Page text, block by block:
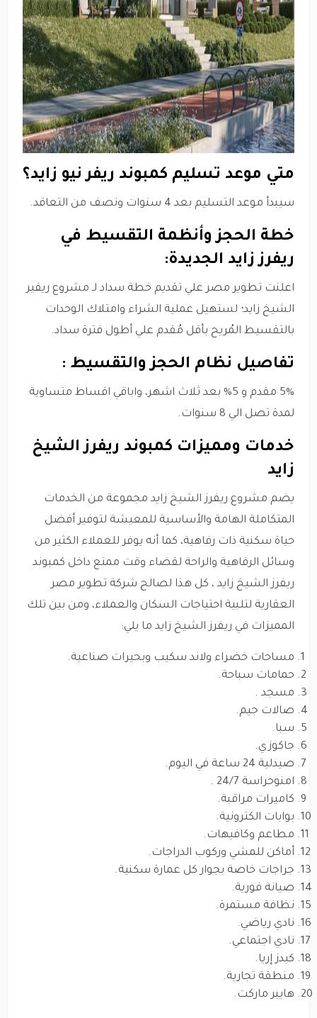
متي موعد تسليم كمبوند ريفر نيو زايد؟
سيبدأ موعد التسليم بعد 4 سنوات ونصف من التعاقد.
خطة الحجز وأنظمة التقسيط في
ريفرز زايد الجديدة:
اعلنت تطوير مصر علي تقديم خطة سداد لـ مشروع ريفير
الشيخ زايد؛ لستهيل عملية الشراء وامتلاك الوحدات
بالتقسيط المُريح بأقل مُقدم علي أطول فترة سداد.
تفاصيل نظام الحجز والتقسيط :
5% مقدم و 5% بعد ثلاث اشهر، واباقي اقساط متساوية
لمدة تصل الي 8 سنوات.
خدمات ومميزات كمبوند ريفرز الشيخ
زايد
يضم مشروع ريفرز الشيخ زايد مجموعة من الخدمات
المتكاملة الهامة والأساسية للمعيشة لتوفير أفضل
حياة سكنية ذات رفاهية، كما أنه يوفر للعملاء الكثير من
وسائل الرفاهية والراحة لقضاء وقت ممتع داخل كمبوند
ريفرز الشيخ زايد ، كل هذا لصالح شركة تطوير مصر
العقارية لتلبية احتياجات السكان والعملاء، ومن بين تلك
المميزات في ريفرز الشيخ زايد ما يلي:
مساحات خضراء ولاند سكيب وبحيرات صناعية.
حمامات سباحة.
مسجد .
صالات جيم.
سبا.
جاكوزي.
صيدلية 24 ساعة في اليوم.
امنوحراسة 24/7 .
كاميرات مراقبة.
بوابات الكترونية.
مطاعم وكافيهات.
أماكن للمشي وركوب الدراجات.
جراجات خاصة بجوار كل عمارة سكنية.
صيانة فورية.
نظافة مستمرة.
نادي رياضي.
نادي اجتماعي.
كيدز إريا.
منطقة تجارية.
هايبر ماركت.